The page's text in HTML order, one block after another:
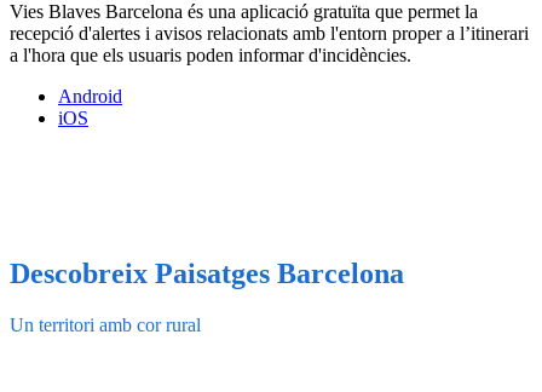
Vies Blaves Barcelona és una aplicació gratuïta que permet la
recepció d'alertes i avisos relacionats amb l'entorn proper a l’itinerari
a l'hora que els usuaris poden informar d'incidències.
Android
iOS
Descobreix Paisatges Barcelona
Un territori amb cor rural